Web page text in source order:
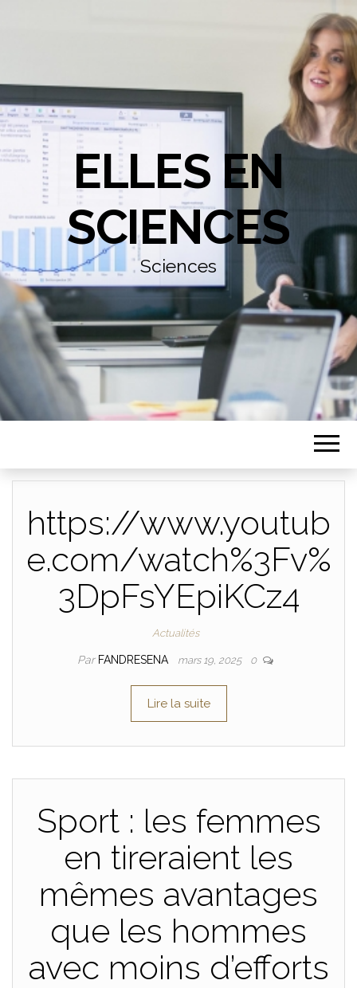
ELLES EN
SCIENCES
Sciences
https://www.youtub
e.com/watch%3Fv%
3DpFsYEpiKCz4
Actualités
Par FANDRESENA mars 19, 2025 0
Lire la suite
Sport : les femmes
en tireraient les
mêmes avantages
que les hommes
avec moins d’efforts